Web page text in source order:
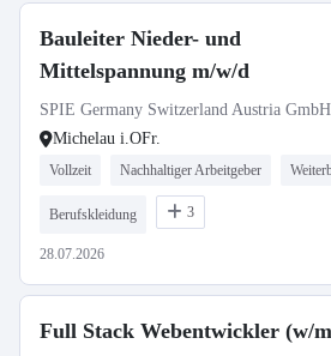
Bauleiter Nieder- und
Mittelspannung m/w/d
SPIE Germany Switzerland Austria GmbH
Michelau i.OFr.
Vollzeit Nachhaltiger Arbeitgeber
Berufskleidung 3
28.07.2026
Full Stack Webentwickler (w/